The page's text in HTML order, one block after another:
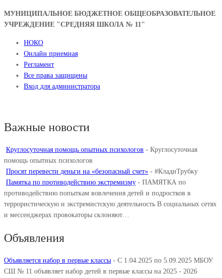
МУНИЦИПАЛЬНОЕ БЮДЖЕТНОЕ ОБЩЕОБРАЗОВАТЕЛЬНОЕ
УЧРЕЖДЕНИЕ "СРЕДНЯЯ ШКОЛА № 11"
НОКО
Онлайн приемная
Регламент
Все права защищены
Вход для администратора
Важные новости
Круглосуточная помощь опытных психологов - Круглосуточная
помощь опытных психологов
Просят перевести деньги на «безопасный счет» - #КладиТрубку
Памятка по противодействию экстремизму - ПАМЯТКА по
противодействию попыткам вовлечения детей и подростков в
террористическую и экстремистскую деятельность В социальных сетях
и мессенджерах провокаторы склоняют…
Объявления
Объявляется набор в первые классы - С 1.04.2025 по 5.09.2025 МБОУ
СШ № 11 объявляет набор детей в первые классы на 2025 - 2026